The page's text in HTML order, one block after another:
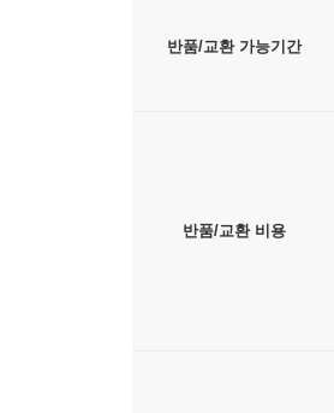
반품/교환 가능기간
반품/교환 비용